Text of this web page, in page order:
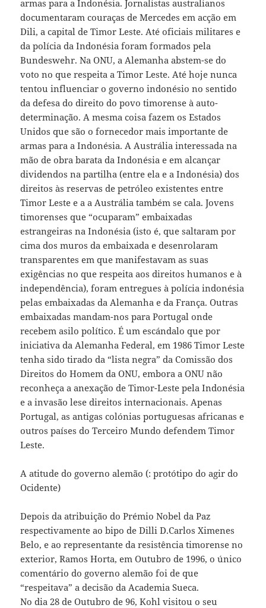
armas para a Indonésia. Jornalistas australianos
documentaram couraças de Mercedes em acção em
Dili, a capital de Timor Leste. Até oficiais militares e
da polícia da Indonésia foram formados pela
Bundeswehr. Na ONU, a Alemanha abstem-se do
voto no que respeita a Timor Leste. Até hoje nunca
tentou influenciar o governo indonésio no sentido
da defesa do direito do povo timorense à auto-
determinação. A mesma coisa fazem os Estados
Unidos que são o fornecedor mais importante de
armas para a Indonésia. A Austrália interessada na
mão de obra barata da Indonésia e em alcançar
dividendos na partilha (entre ela e a Indonésia) dos
direitos às reservas de petróleo existentes entre
Timor Leste e a a Austrália também se cala. Jovens
timorenses que “ocuparam” embaixadas
estrangeiras na Indonésia (isto é, que saltaram por
cima dos muros da embaixada e desenrolaram
transparentes em que manifestavam as suas
exigências no que respeita aos direitos humanos e à
independência), foram entregues à polícia indonésia
pelas embaixadas da Alemanha e da França. Outras
embaixadas mandam-nos para Portugal onde
recebem asilo político. É um escándalo que por
iniciativa da Alemanha Federal, em 1986 Timor Leste
tenha sido tirado da “lista negra” da Comissão dos
Direitos do Homem da ONU, embora a ONU não
reconheça a anexação de Timor-Leste pela Indonésia
e a invasão lese direitos internacionais. Apenas
Portugal, as antigas colónias portuguesas africanas e
outros países do Terceiro Mundo defendem Timor
Leste.
A atitude do governo alemão (: protótipo do agir do
Ocidente)
Depois da atribuição do Prémio Nobel da Paz
respectivamente ao bipo de Dilli D.Carlos Ximenes
Belo, e ao representante da resistência timorense no
exterior, Ramos Horta, em Outubro de 1996, o único
comentário do governo alemão foi de que
“respeitava” a decisão da Academia Sueca.
No dia 28 de Outubro de 96, Kohl visitou o seu